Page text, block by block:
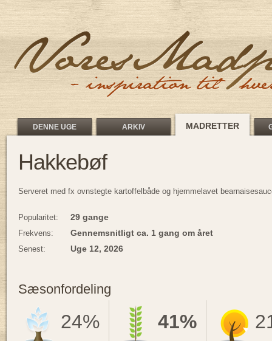
Hakkebøf
Serveret med fx ovnstegte kartoffelbåde og hjemmelavet
Popularitet: 29 gange
Frekvens: Gennemsnitligt ca. 1 gang om året
Senest: Uge 12, 2026
Sæsonfordeling
24% 41%
DENNE UGE ARKIV MADRETTER